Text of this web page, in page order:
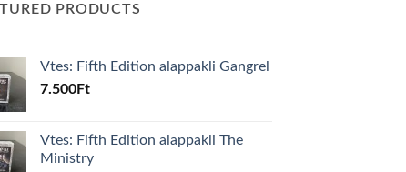
PRODUCTS
Vtes: Fifth Edition alappakli Gangrel
7.500Ft
Vtes: Fifth Edition alappakli The
Ministry